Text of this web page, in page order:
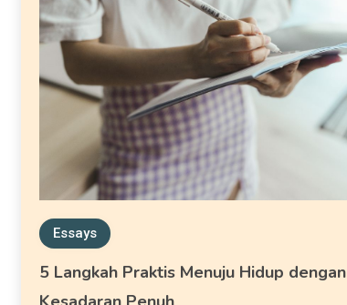
Essays
5 Langkah Praktis Menuju Hidup dengan